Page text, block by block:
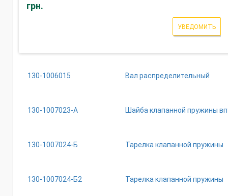
грн.
УВЕДОМИТЬ
130-1006015 Вал распределительный
130-1007023-А Шайба клапанной пружины
130-1007024-Б Тарелка клапанной пружины
130-1007024-Б2 Тарелка клапанной пружины